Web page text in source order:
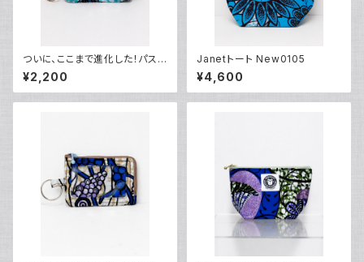
ついに、ここまで進化した！パスケ
ース0104
¥2,200
Janetトート New0105
¥4,600